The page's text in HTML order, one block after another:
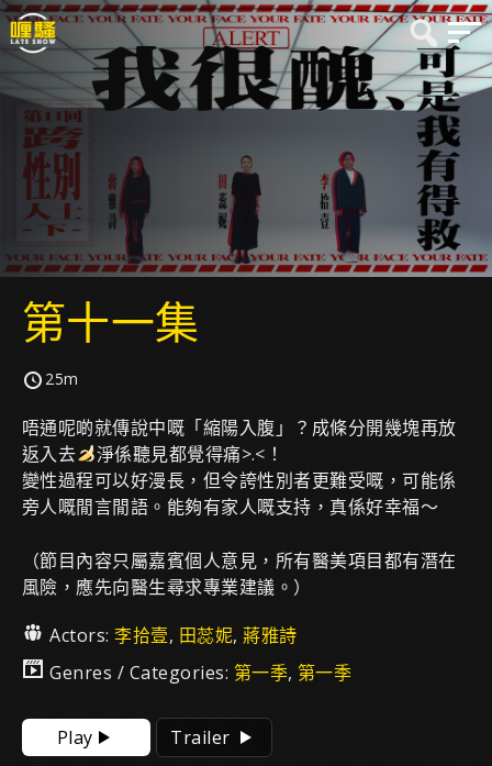
第十一集
25m
唔通呢啲就傳說中嘅「縮陽入腹」？成條分開幾塊再放
返入去
淨係聽見都覺得痛>.<！
變性過程可以好漫長，但令誇性別者更難受嘅，可能係
旁人嘅閒言閒語。能夠有家人嘅支持，真係好幸福～
（節目內容只屬嘉賓個人意見，所有醫美項目都有潛在
風險，應先向醫生尋求專業建議。）
Actors:李拾壹, 田蕊妮,蔣雅詩
Genres / Categories: 第一季, 第一季
Play Trailer